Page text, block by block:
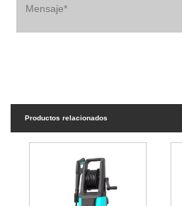
Productos relacionados